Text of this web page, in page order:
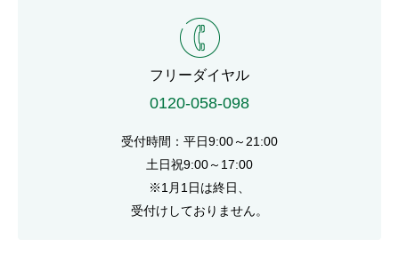
フリーダイヤル
0120-058-098
受付時間：平日9:00～21:00
土日祝9:00～17:00
※1月1日は終日、
受付けしておりません。